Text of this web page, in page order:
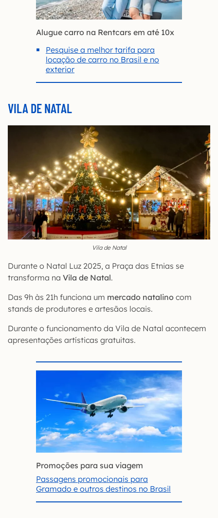
Alugue carro na Rentcars em até 10x
Pesquise a melhor tarifa para
locação de carro no Brasil e no
exterior
VILA DE NATAL
Vila de Natal
Durante o Natal Luz 2025, a Praça das Etnias se
transforma na Vila de Natal.
Das 9h às 21h funciona um mercado natalino com
stands de produtores e artesãos locais.
Durante o funcionamento da Vila de Natal acontecem
apresentações artísticas gratuitas.
Promoções para sua viagem
Passagens promocionais para
Gramado e outros destinos no Brasil